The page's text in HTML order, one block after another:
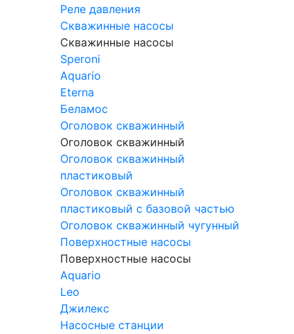
Реле давления
Скважинные насосы
Скважинные насосы
Speroni
Aquario
Eterna
Беламос
Оголовок скважинный
Оголовок скважинный
Оголовок скважинный
пластиковый
Оголовок скважинный
пластиковый с базовой частью
Оголовок скважинный чугунный
Поверхностные насосы
Поверхностные насосы
Aquario
Leo
Джилекс
Насосные станции